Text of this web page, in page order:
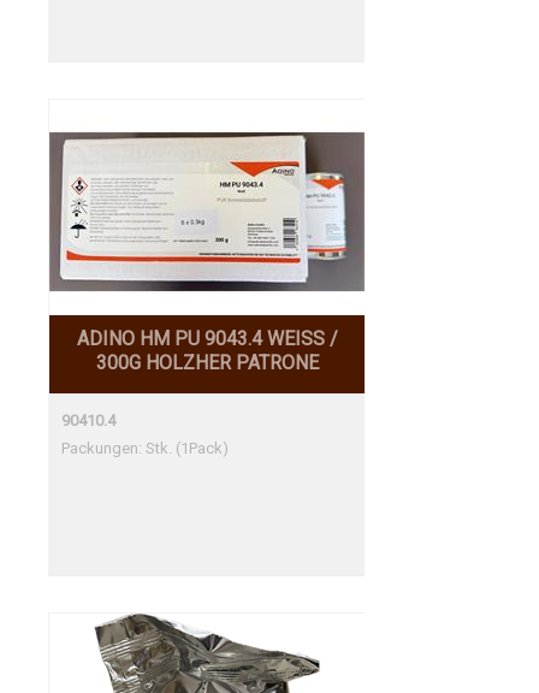
ADINO HM PU 9043.4 WEISS /
300G HOLZHER PATRONE
90410.4
Packungen: Stk. (1Pack)